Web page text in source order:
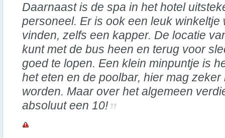
Daarnaast is de spa in het hotel
personeel. Er is ook een leuk winkeltje
vinden, zelfs een kapper. De locatie
kunt met de bus heen en terug voor
goed te lopen. Een klein minpuntje is
het eten en de poolbar, hier mag
worden. Maar over het algemeen
absoluut een 10!